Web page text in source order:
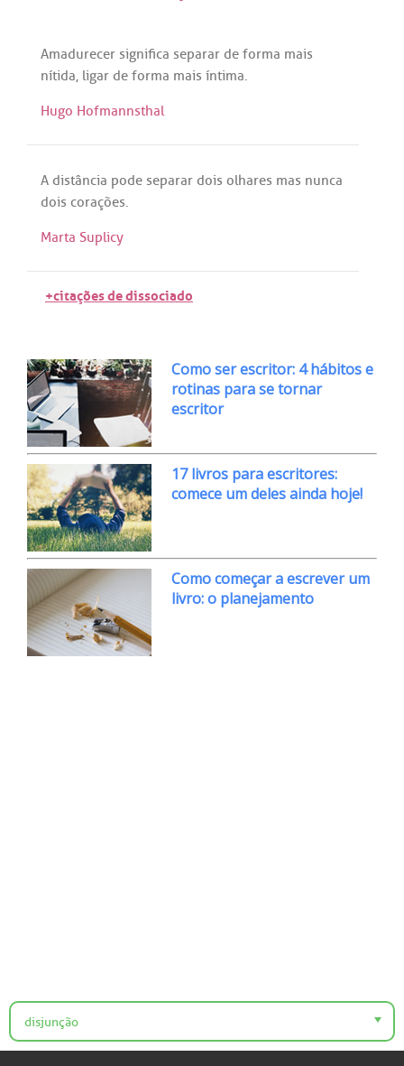
Amadurecer significa separar de forma mais
nítida, ligar de forma mais íntima.
Hugo Hofmannsthal
A distância pode separar dois olhares mas nunca
dois corações.
Marta Suplicy
+citações de dissociado
Como ser escritor: 4 hábitos e
rotinas para se tornar
escritor
17 livros para escritores:
comece um deles ainda hoje!
Como começar a escrever um
livro: o planejamento
disjunção